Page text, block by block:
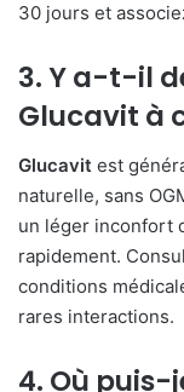
30 jours et
3. Y a-t-il
Glucavit à
Glucavit est
naturelle, sans
un léger inconfort
rapidement.
conditions
rares interactions.
4. Où puis-